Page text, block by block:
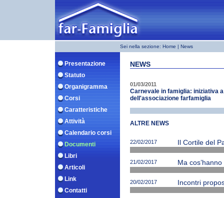
Sei nella sezione: Home | News
Presentazione
Statuto
Organigramma
Corsi
Caratteristiche
Attività
Calendario corsi
Documenti
Libri
Articoli
Link
Contatti
NEWS
01/03/2011
Carnevale in famiglia: iniziativa
dell'associazione farfamiglia
ALTRE NEWS
22/02/2017 Il Cortile del
21/02/2017 Ma
20/02/2017 Incontri